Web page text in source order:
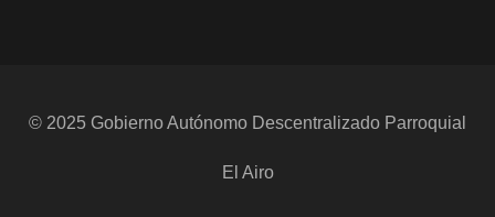
© 2025 Gobierno Autónomo Descentralizado Parroquial
El Airo